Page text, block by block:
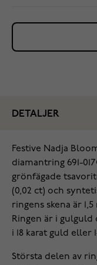
DETALJER
Festive Nadja
diamantring 691-
grönfägade
(0,02 ct) och
ringens skena är
Ringen är i
i 18 karat guld eller
Största delen av